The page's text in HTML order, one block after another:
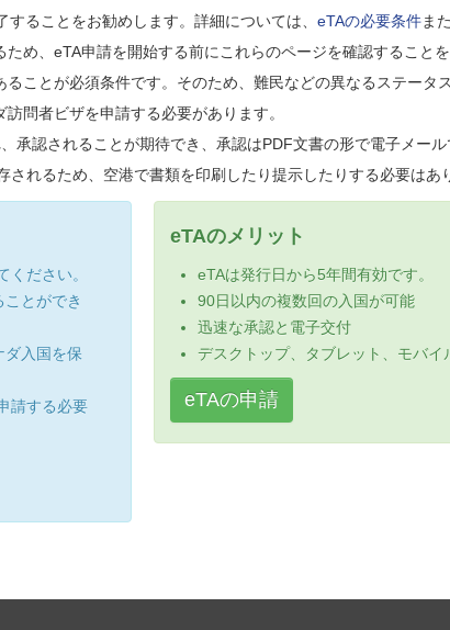
ることをお勧めします。詳細については、 eTAの必要条件ま
め、eTA申請を開始する前にこれらのページを確認することを
ことが必須条件です。そのため、難民などの異なるステータ
問者ビザを申請する必要があります。
承認されることが期待でき、承認はPDF文書の形で電子メー
れるため、空港で書類を印刷したり提示したりする必要はあ
ださい。
とができ
ダ入国を保
請する必要
eTAのメリット
eTAは発行日から5年間有効です。
90日以内の複数回の入国が可能
迅速な承認と電子交付
デスクトップ、タブレット、モバイ
eTAの申請